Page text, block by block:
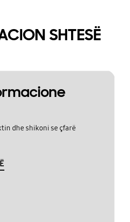
SHTESË
dhe shikoni se çfarë